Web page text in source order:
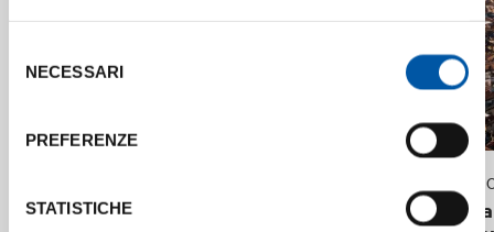
delNECESSARI
PREFERENZE
STATISTICHE
Oratorio di San
di Bologna si è tenuta la seconda
edizione del progetto
,
durante la quale sono stati premiate le quattordici
personalità che si sono aggiudicate questo
L'Università di Bologna al primo posto
19